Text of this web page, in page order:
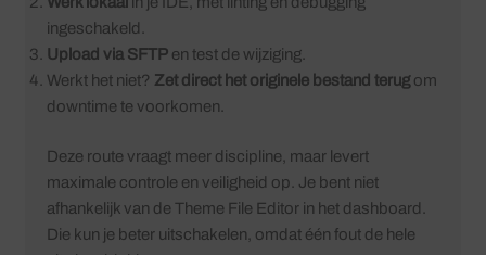
ingeschakeld.
Upload via SFTP en test de wijziging.
Werkt het niet? Zet direct het originele bestand terugom
downtime te voorkomen.
Deze route vraagt meer discipline, maar levert
maximale controle en veiligheid op. Je bent niet
afhankelijk van de Theme File Editor in het dashboard.
Die kun je beter uitschakelen, omdat één fout de hele